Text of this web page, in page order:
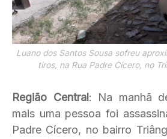
Luano dos Santos Sousa sofreu
tiros, na Rua Padre Cícero, no
Região Central: Na manhã
mais uma pessoa foi
Padre Cícero, no bairro